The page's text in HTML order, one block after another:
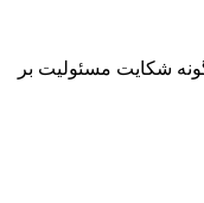
شکایت مسئولیت بر